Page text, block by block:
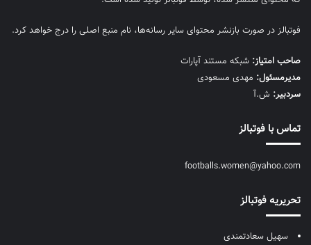
فوتبالز در صورت بازنشر محتوای سایر رسانه‌ها، نام منبع اصلی را درج خواهد کرد.
صاحب امتیاز: شبکه مستند آپارات
مديرمسئول: مهدی مسعودی
سردبیر: ش.آ
تماس با فوتبالز
footballs.women@yahoo.com
تحریریه فوتبالز
سهیل سعادتمندی